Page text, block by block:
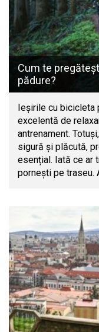
Cum te
pădure?
Ieșirile cu bicicleta
excelentă de
antrenament.
sigură și plăcută,
esențial. Iată ce ar
pornești pe traseu.